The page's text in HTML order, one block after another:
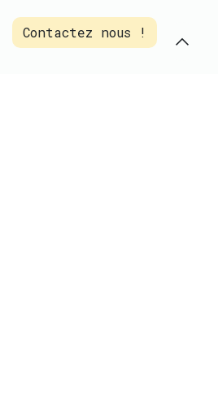
Contactez nous !